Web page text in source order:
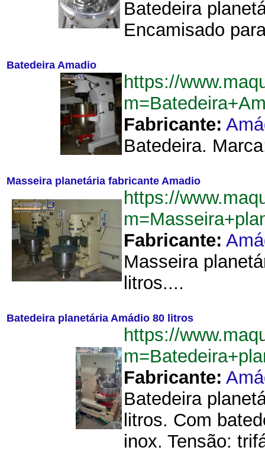
Batedeira
Encamisado
Batedeira Amadio
https://
Fabricante:
Batedeira.
Masseira planetária fabricante Amadio
https://
Fabricante:
Masseira
litros....
Batedeira planetária Amádio 80 litros
https://
Fabricante:
Batedeira
litros. Com
inox. Tensão: